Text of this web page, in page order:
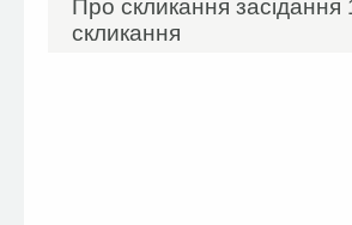
Про скликання засідання
скликання